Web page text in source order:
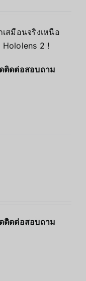
สมือนจริงเหนือ
2 !
ติดต่อสอบถาม
ติดต่อสอบถาม